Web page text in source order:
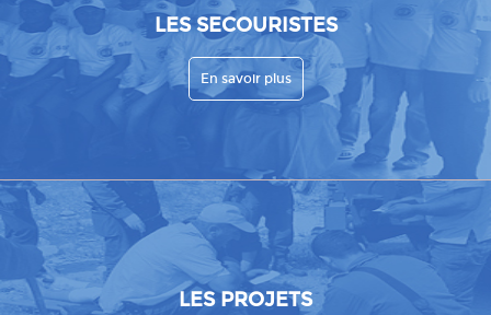
LES SECOURISTES
En savoir plus
LES PROJETS